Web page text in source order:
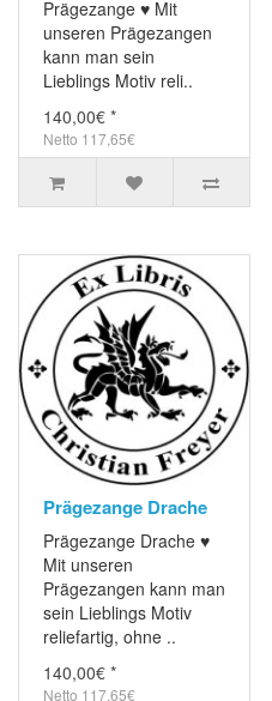
Prägezange ♥ Mit
unseren Prägezangen
kann man sein
Lieblings Motiv reli..
140,00€ *
Netto 117,65€
Prägezange Drache
Prägezange Drache ♥
Mit unseren
Prägezangen kann man
sein Lieblings Motiv
reliefartig, ohne ..
140,00€ *
Netto 117,65€